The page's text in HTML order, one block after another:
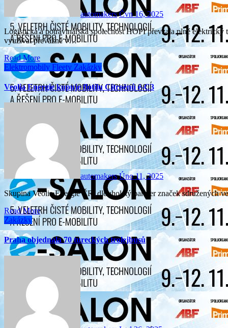
automakers Čvn 16, 2025
Logistická a potravinářská společnost HOPI převzala plně elektrický tahač návěsů Mercedes-Benz eActros 600. Vozidlo bude
využívat převážně v…
Read More
Elektromobily Fleety Zakázky
Veolia Energie kupuje flotilu Citroënů ë-C3
automakers Úno 11, 2025
Skupina Veolia Energie ČR, dlouholetý partner značek
Read More
Zakázky
Praha objednala 70 tureckých trolejbusů